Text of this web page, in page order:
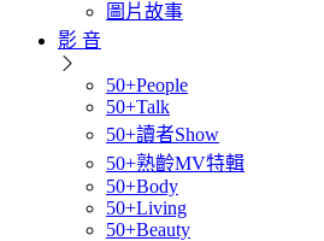
圖片故事
影 音
50+People
50+Talk
50+讀者Show
50+熟齡MV特輯
50+Body
50+Living
50+Beauty